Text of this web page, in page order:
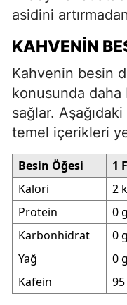
asidini
KAHVENIN
Kahvenin besin
konusunda
sağlar.
temel içerikleri
Besin Öğesi
1
Kalori
2
Protein
0 g
Karbonhidrat
0 g
Yağ
0 g
Kafein